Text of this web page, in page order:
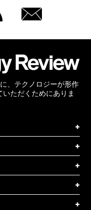
、テクノロジーが形作
ただくためにありま
+
+
+
+
+